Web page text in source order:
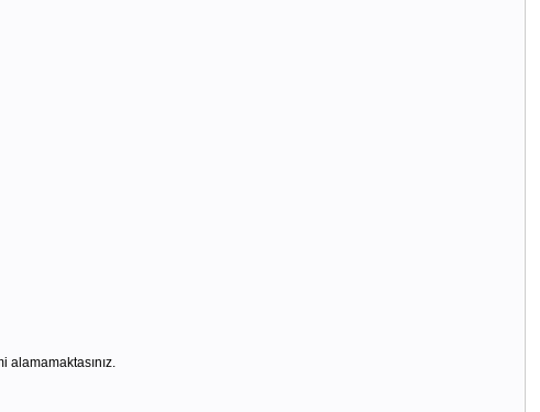
alamamaktasınız.